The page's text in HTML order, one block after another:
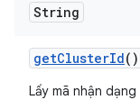
String
getClusterId()
Lấy mã nhận